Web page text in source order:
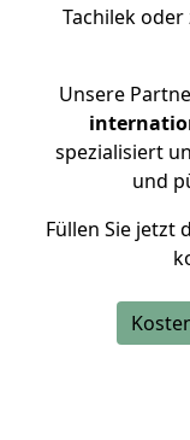
Tachilek
Unsere
spezialisiert
und
Füllen Sie jetzt